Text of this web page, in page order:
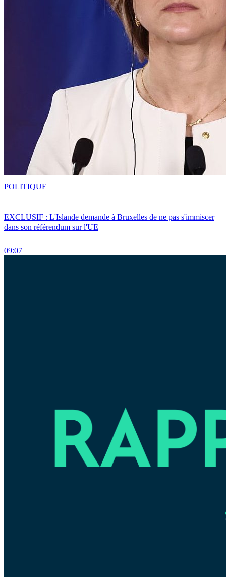
EXCLUSIF : L'Islande demande à Bruxelles de ne pas s'immiscer
dans son référendum sur l'UE
09:07
POLITIQUE